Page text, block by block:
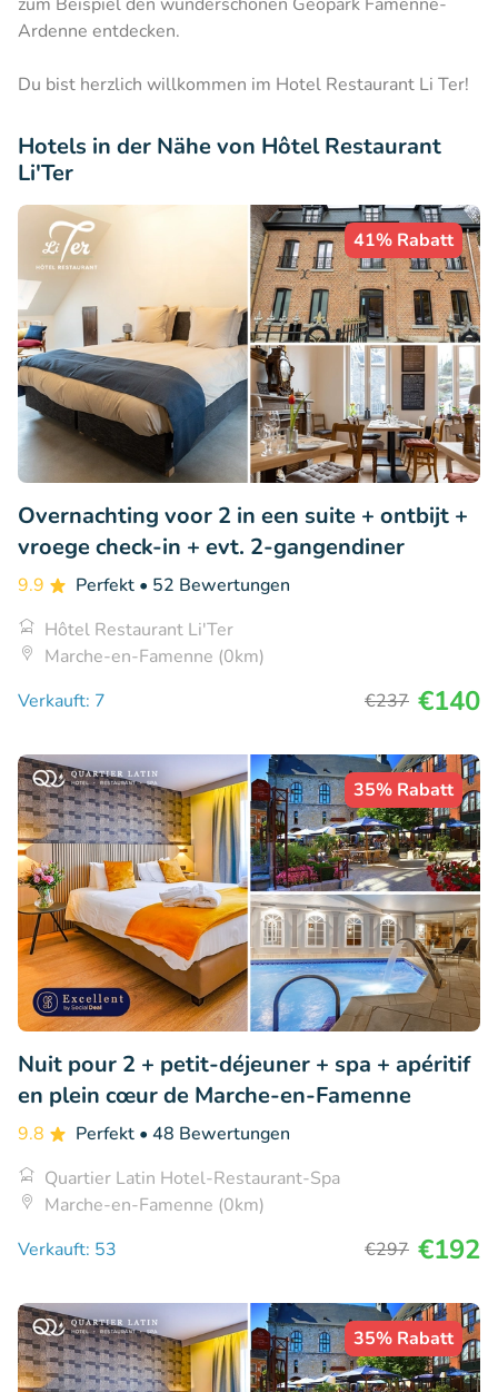
Ardenne entdecken.
Du bist herzlich willkommen im Hotel Restaurant Li Ter!
Hotels in der Nähe von Hôtel Restaurant
Li'Ter
41% Rabatt
Overnachting voor 2 in een suite + ontbijt +
vroege check-in + evt. 2-gangendiner
9.9 Perfekt • 52 Bewertungen
Hôtel Restaurant Li'Ter
Marche-en-Famenne (0km)
Verkauft: 7
€237 €140
35% Rabatt
Nuit pour 2 + petit-déjeuner + spa + apéritif
en plein cœur de Marche-en-Famenne
9.8 Perfekt • 48 Bewertungen
Quartier Latin Hotel-Restaurant-Spa
Marche-en-Famenne (0km)
Verkauft: 53
€297 €192
35% Rabatt